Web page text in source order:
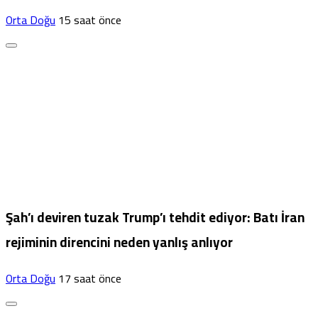
Orta Doğu15 saat önce
Şah’ı deviren tuzak Trump’ı tehdit ediyor: Batı İran
rejiminin direncini neden yanlış anlıyor
Orta Doğu17 saat önce